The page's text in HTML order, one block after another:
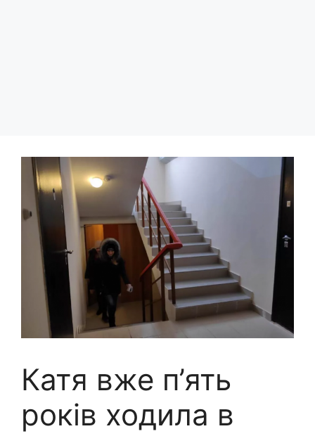
Катя вже п’ять
років ходила в